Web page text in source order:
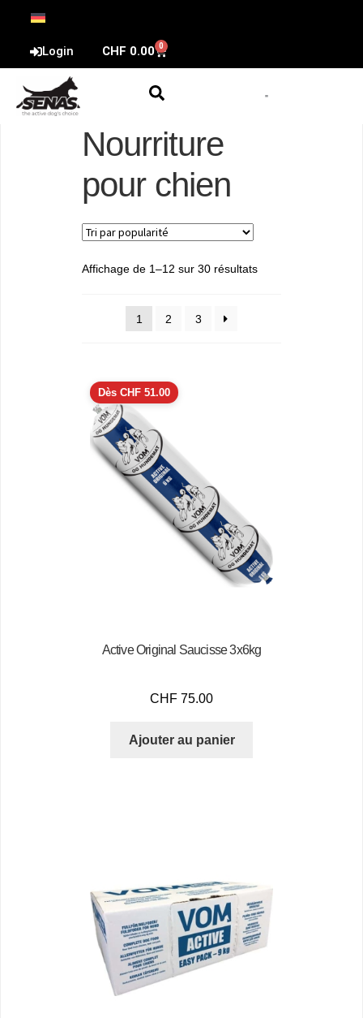
Login CHF 0.00 0
Nourriture
pour chien
Affichage de 1–12 sur 30 résultats
1 2 3
Dès CHF 51.00
Active Original Saucisse 3x6kg
CHF 75.00
Ajouter au panier